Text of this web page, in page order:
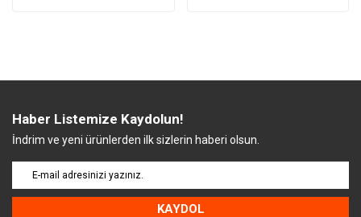
Haber Listemize Kaydolun!
İndrim ve yeni ürünlerden ilk sizlerin haberi olsun.
KAYDOL